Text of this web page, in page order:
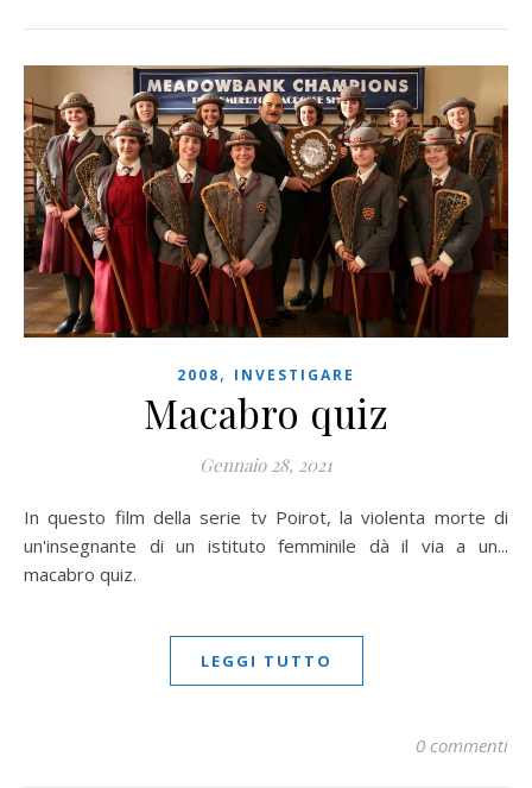
2008, INVESTIGARE
Macabro quiz
Gennaio 28, 2021
In questo film della serie tv Poirot, la violenta morte di
un'insegnante di un istituto femminile dà il via a un...
macabro quiz.
LEGGI TUTTO
0 commenti